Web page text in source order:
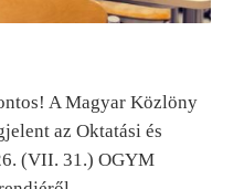
A Magyar Közlöny
az Oktatási és
(VII. 31.) OGYM